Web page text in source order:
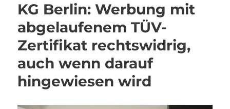
KG Berlin: Werbung mit
abgelaufenem TÜV-
Zertifikat rechtswidrig,
auch wenn darauf
hingewiesen wird